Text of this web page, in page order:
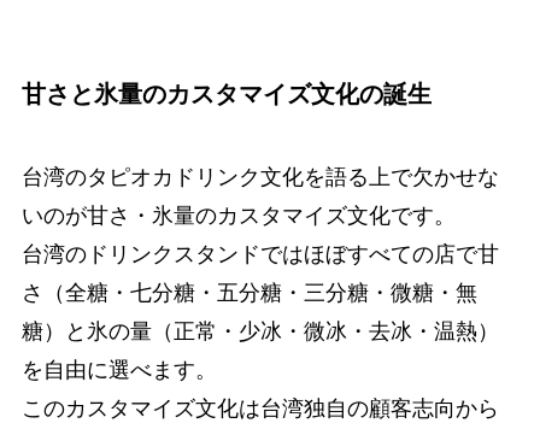
甘さと氷量のカスタマイズ文化の誕生
台湾のタピオカドリンク文化を語る上で欠かせな
いのが甘さ・氷量のカスタマイズ文化です。
台湾のドリンクスタンドではほぼすべての店で甘
さ（全糖・七分糖・五分糖・三分糖・微糖・無
糖）と氷の量（正常・少冰・微冰・去冰・温熱）
を自由に選べます。
このカスタマイズ文化は台湾独自の顧客志向から